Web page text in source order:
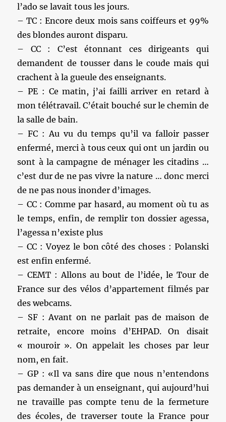
l’ado se lavait tous les jours.
– TC : Encore deux mois sans coiffeurs et 99%
des blondes auront disparu.
– CC : C’est étonnant ces dirigeants qui
demandent de tousser dans le coude mais qui
crachent à la gueule des enseignants.
– PE : Ce matin, j’ai failli arriver en retard à
mon télétravail. C’était bouché sur le chemin de
la salle de bain.
– FC : Au vu du temps qu’il va falloir passer
enfermé, merci à tous ceux qui ont un jardin ou
sont à la campagne de ménager les citadins …
c’est dur de ne pas vivre la nature … donc merci
de ne pas nous inonder d’images.
– CC : Comme par hasard, au moment où tu as
le temps, enfin, de remplir ton dossier agessa,
l’agessa n’existe plus
– CC : Voyez le bon côté des choses : Polanski
est enfin enfermé.
– CEMT : Allons au bout de l’idée, le Tour de
France sur des vélos d’appartement filmés par
des webcams.
– SF : Avant on ne parlait pas de maison de
retraite, encore moins d’EHPAD. On disait
« mouroir ». On appelait les choses par leur
nom, en fait.
– GP : «Il va sans dire que nous n’entendons
pas demander à un enseignant, qui aujourd’hui
ne travaille pas compte tenu de la fermeture
des écoles, de traverser toute la France pour